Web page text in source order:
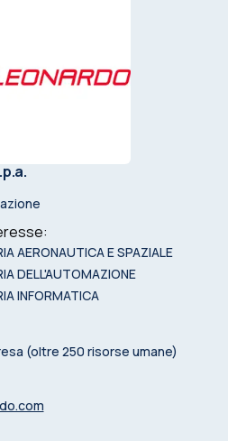
:
AERONAUTICA E SPAZIALE
DELL'AUTOMAZIONE
INFORMATICA
(oltre 250 risorse umane)